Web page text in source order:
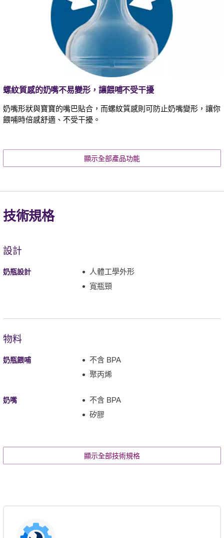
螺紋質感的奶嘴不易變形，讓餵哺不受干擾
奶嘴形狀與寶寶的嘴巴貼合，而螺紋質感則可防止奶嘴變形，讓你
餵哺時倍感舒適、不受干擾。
顯示全部產品功能
技術規格
設計
奶瓶設計
人體工學外形
寬瓶頸
物料
奶瓶餵哺
不含 BPA
聚丙烯
奶嘴
不含 BPA
矽膠
顯示全部技術規格